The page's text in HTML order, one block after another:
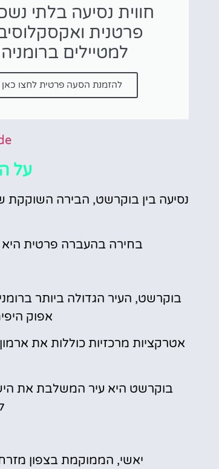
חווית נסיעה בלתי
פרטנית
למטיילים
להזמנת הסעה פרטית לחצו כאן
על
נסיעה בין בוקרשט, הבירה השוקקת
בחירה בהעברה פרטית היא
בוקרשט, העיר הגדולה ביותר
אפוק
אטרקציות מרכזיות כוללות את
בוקרשט היא עיר המשלבת את
יאשי, הממוקמת בצפון